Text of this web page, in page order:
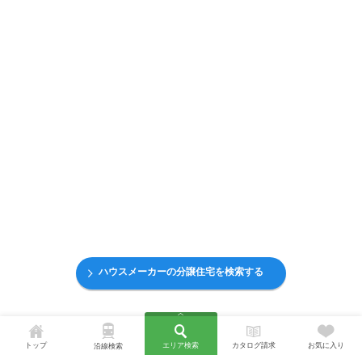
トップ 沿線検索 エリア検索 カタログ請求 お気に入り
ハウスメーカーの分譲住宅を検索する